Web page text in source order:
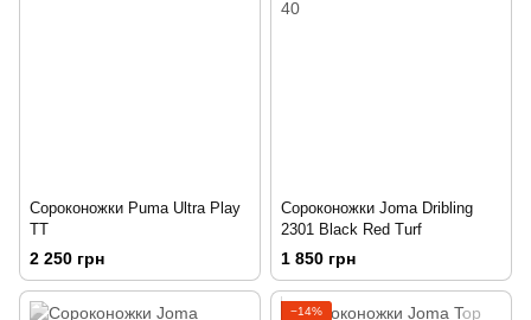
Сороконожки Puma Ultra Play
TT
2 250 грн
Сороконожки Joma Dribling
2301 Black Red Turf
1 850 грн
−14%